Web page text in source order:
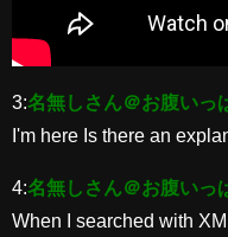
3:名無しさん＠お腹いっ
I'm here Is there an
4:名無しさん＠お腹いっ
When I searched with